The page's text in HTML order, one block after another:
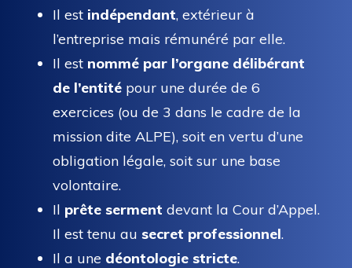
Il est indépendant, extérieur à
l’entreprise mais rémunéré par elle.
Il est nommé par l’organe délibérant
de l’entité pour une durée de 6
exercices (ou de 3 dans le cadre de la
mission dite ALPE), soit en vertu d’une
obligation légale, soit sur une base
volontaire.
Il prête serment devant la Cour d’Appel.
Il est tenu au secret professionnel.
Il a une déontologie stricte.